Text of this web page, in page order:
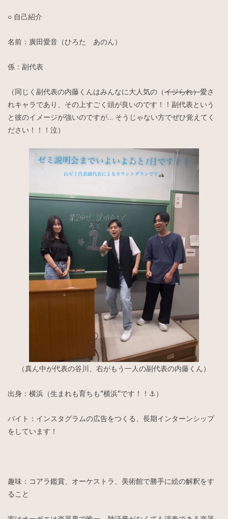
○ 自己紹介
名前：廣田愛音（ひろた あのん）
係：副代表
（同じく副代表の内藤くんはみんなに大人気の（イジられ）愛さ
れキャラであり、その上すごく頭が良いのです！！副代表という
と彼のイメージが強いのですが… そうじゃない方でぜひ覚えてく
ださい！！！泣）
（真ん中が代表の谷川、右がもう一人の副代表の内藤くん）
出身：横浜（生まれも育ちも”横浜”です！！⚓️）
バイト：インスタグラムの広告をつくる、長期インターンシップ
をしています！
趣味：コアラ鑑賞、オーケストラ、美術館で勝手に絵の解釈をす
ること